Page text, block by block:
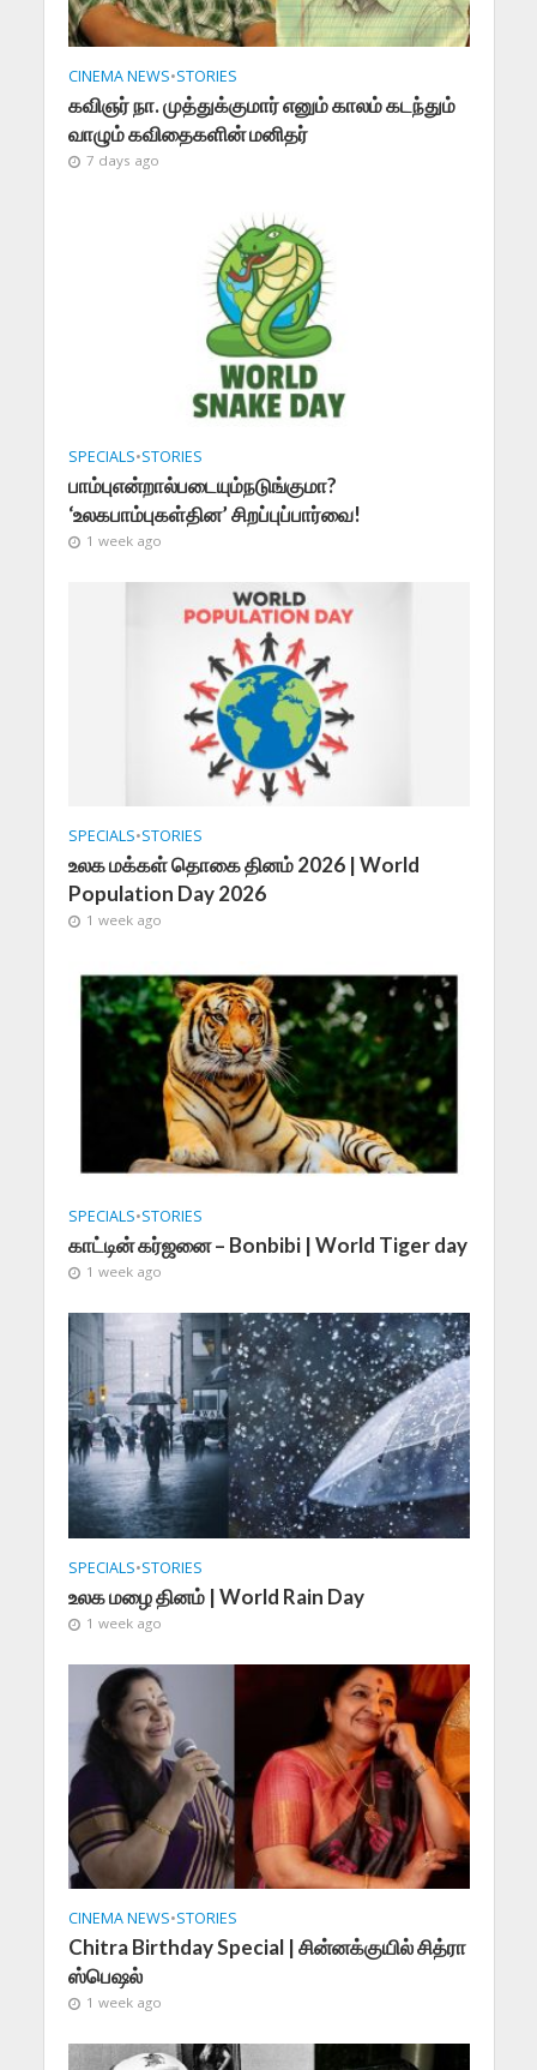
CINEMA NEWS•STORIES
கவிஞர் நா. முத்துக்குமார் எனும் காலம் கடந்தும்
வாழும் கவிதைகளின் மனிதர்
7 days ago
SPECIALS•STORIES
பாம்புஎன்றால்படையும்நடுங்குமா?
‘உலகபாம்புகள்தின’ சிறப்புப்பார்வை!
1 week ago
SPECIALS•STORIES
உலக மக்கள் தொகை தினம் 2026 | World
Population Day 2026
1 week ago
SPECIALS•STORIES
காட்டின் கர்ஜனை – Bonbibi | World Tiger day
1 week ago
SPECIALS•STORIES
உலக மழை தினம் | World Rain Day
1 week ago
CINEMA NEWS•STORIES
Chitra Birthday Special | சின்னக்குயில் சித்ரா
ஸ்பெஷல்
1 week ago